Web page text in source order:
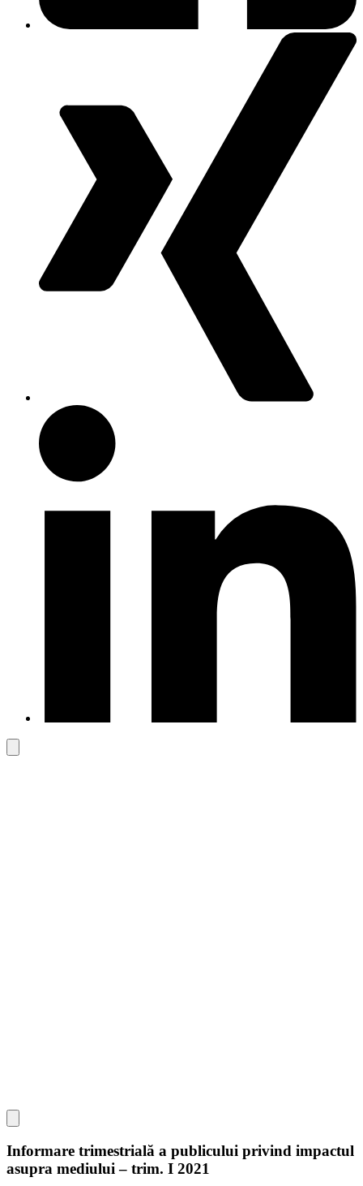
Informare trimestrială a publicului privind impactul
asupra mediului – trim. I 2021